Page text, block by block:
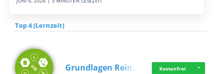
Top 4 (Lernzeit)
Grundlagen Rein… Kostenfrei